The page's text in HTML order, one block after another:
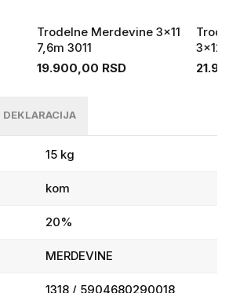
9kg
Trodelne Merdevine 3x11
7,6m 3011
19.900,00 RSD
3x12
DEKLARACIJA
15 kg
kom
20%
MERDEVINE
1318 / 5904680290018